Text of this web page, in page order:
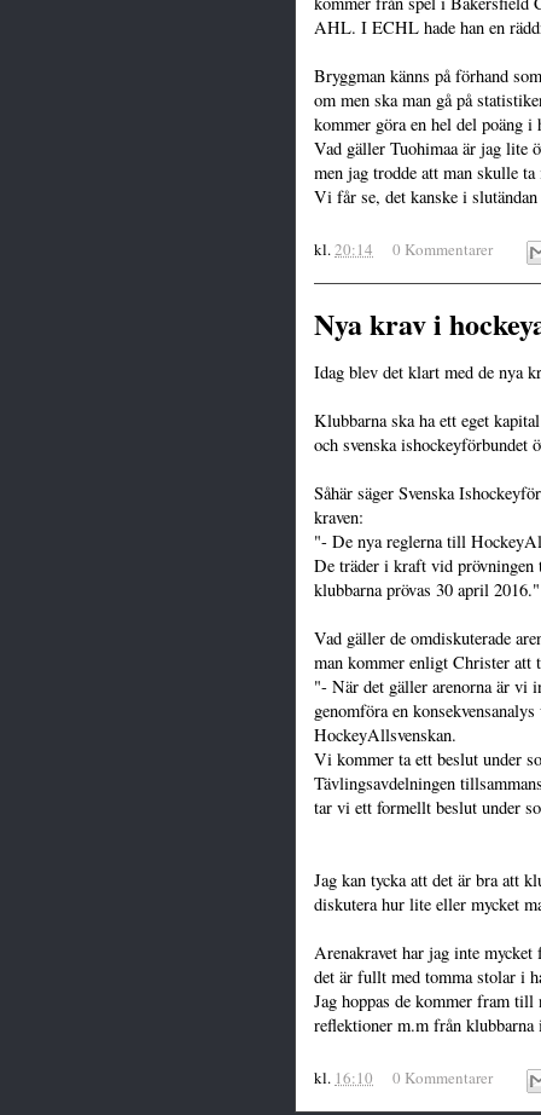
AHL. I ECHL hade han en
Bryggman känns på förhand
om men ska man gå på
kommer göra en hel del poäng i
Vad gäller Tuohimaa är jag lite
men jag trodde att man skulle
Vi får se, det kanske i
kl.20:14 0 Kommentarer
Nya krav i
Idag blev det klart med de nya
Klubbarna ska ha ett eget
och svenska ishockeyförbundet
Såhär säger Svenska
kraven:
"- De nya reglerna till
De träder i kraft vid prövningen
klubbarna prövas 30 april 2016."
Vad gäller de omdiskuterade
man kommer enligt Christer att
"- När det gäller arenorna är vi
genomföra en
HockeyAllsvenskan.
Vi kommer ta ett beslut under
Tävlingsavdelningen
tar vi ett formellt beslut under
Jag kan tycka att det är bra att
diskutera hur lite eller mycket
Arenakravet har jag inte
det är fullt med tomma stolar i
Jag hoppas de kommer fram till
reflektioner m.m från klubbarna
kl. 16:10 0 Kommentarer